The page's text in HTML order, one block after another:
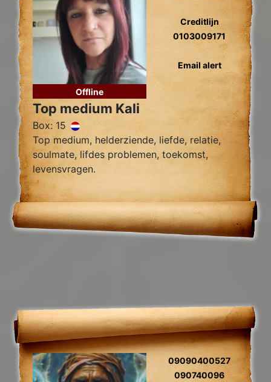
Offline
Creditlijn
0103009171
Email alert
Top medium Kali
Box: 15
Top medium, helderziende, liefde, relatie,
soulmate, lifdes problemen, toekomst,
levensvragen.
09090400527
090740096